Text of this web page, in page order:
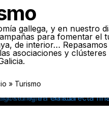
gallega, y en nuestro
para fomentar el
de interior…
asociaciones y
» Turismo